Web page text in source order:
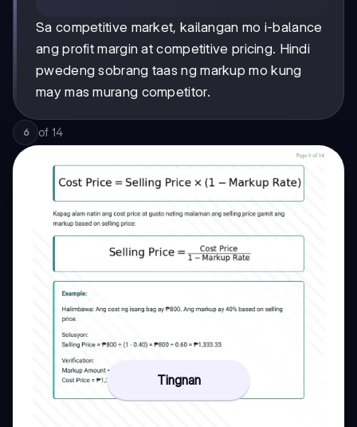
Sa competitive market, kailangan mo i-balance
ang profit margin at competitive pricing. Hindi
pwedeng sobrang taas ng markup mo kung
may mas murang competitor.
6 of 14
Tingnan